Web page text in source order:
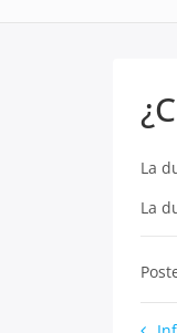
La
La